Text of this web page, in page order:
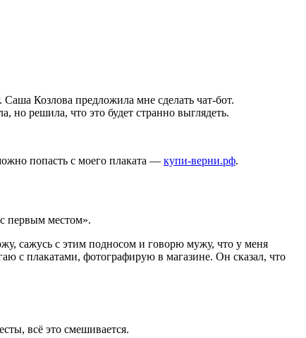
Козлова предложила мне сделать чат-бот.
но решила, что это будет странно выглядеть.
попасть с моего плаката — купи-верни.рф.
первым местом».
сажусь с этим подносом и говорю мужу, что у меня
с плакатами, фотографирую в магазине. Он сказал, что
всё это смешивается.